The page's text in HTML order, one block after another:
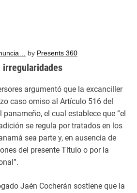
by Presents 360
irregularidades
argumentó que la excanciller
caso omiso al Artículo 516 del
el cual establece que “el
se regula por tratados en los
sea parte y, en ausencia de
del presente Título o por la
Jaén Cocherán sostiene que la